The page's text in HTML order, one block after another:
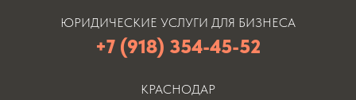
ЮРИДИЧЕСКИЕ УСЛУГИ ДЛЯ БИЗНЕСА
+7 (918) 354-45-52
КРАСНОДАР